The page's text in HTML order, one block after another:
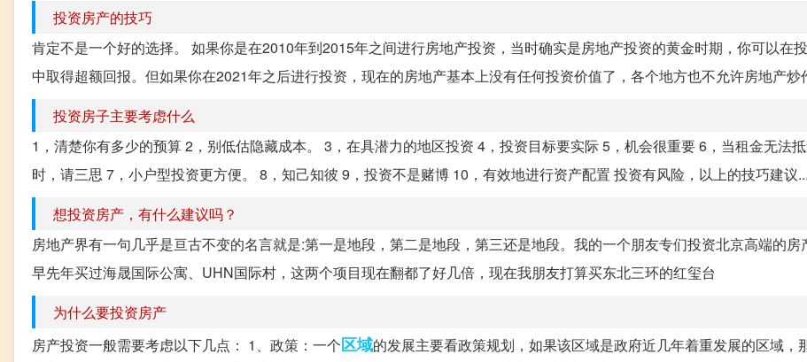
投资房产的技巧
肯定不是一个好的选择。 如果你是在2010年到2015年之间进行房地产投资，当时确实是房地产投资的黄金时期，你可以在
中取得超额回报。但如果你在2021年之后进行投资，现在的房地产基本上没有任何投资价值了，各个地方也不允许房地产炒
投资房子主要考虑什么
1，清楚你有多少的预算 2，别低估隐藏成本。 3，在具潜力的地区投资 4，投资目标要实际 5，机会很重要 6，当租金无法
时，请三思 7，小户型投资更方便。 8，知己知彼 9，投资不是赌博 10，有效地进行资产配置 投资有风险，以上的技巧建议...
想投资房产，有什么建议吗？
房地产界有一句几乎是亘古不变的名言就是:第一是地段，第二是地段，第三还是地段。我的一个朋友专们投资北京高端的房
早先年买过海晟国际公寓、UHN国际村，这两个项目现在翻都了好几倍，现在我朋友打算买东北三环的红玺台
为什么要投资房产
房产投资一般需要考虑以下几点： 1、政策：一个区域的发展主要看政策规划，如果该区域是政府近几年着重发展的区域，